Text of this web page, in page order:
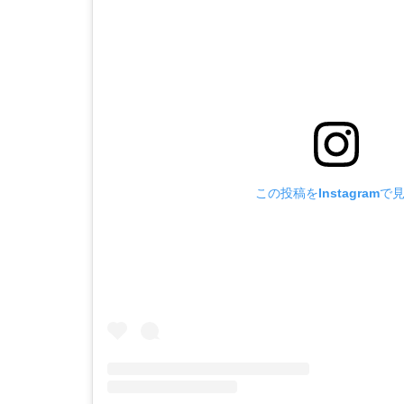
この投稿をInstagramで